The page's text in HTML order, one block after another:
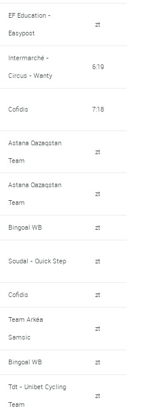
EF Education -
Easypost
zt
Intermarché -
Circus - Wanty
6:19
Cofidis 7:18
Astana Qazaqstan
Team
zt
Astana Qazaqstan
Team
zt
Bingoal WB zt
Soudal - Quick Step zt
Cofidis zt
Team Arkéa
Samsic
zt
Bingoal WB zt
Tdt - Unibet Cycling
Team
zt